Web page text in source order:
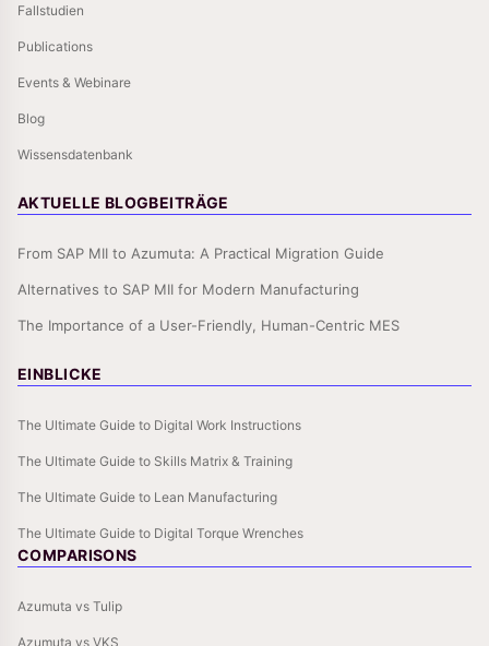
Fallstudien
Publications
Events & Webinare
Blog
Wissensdatenbank
AKTUELLE BLOGBEITRÄGE
From SAP MII to Azumuta: A Practical Migration Guide
Alternatives to SAP MII for Modern Manufacturing
The Importance of a User-Friendly, Human-Centric MES
EINBLICKE
The Ultimate Guide to Digital Work Instructions
The Ultimate Guide to Skills Matrix & Training
The Ultimate Guide to Lean Manufacturing
The Ultimate Guide to Digital Torque Wrenches
COMPARISONS
Azumuta vs Tulip
Azumuta vs VKS